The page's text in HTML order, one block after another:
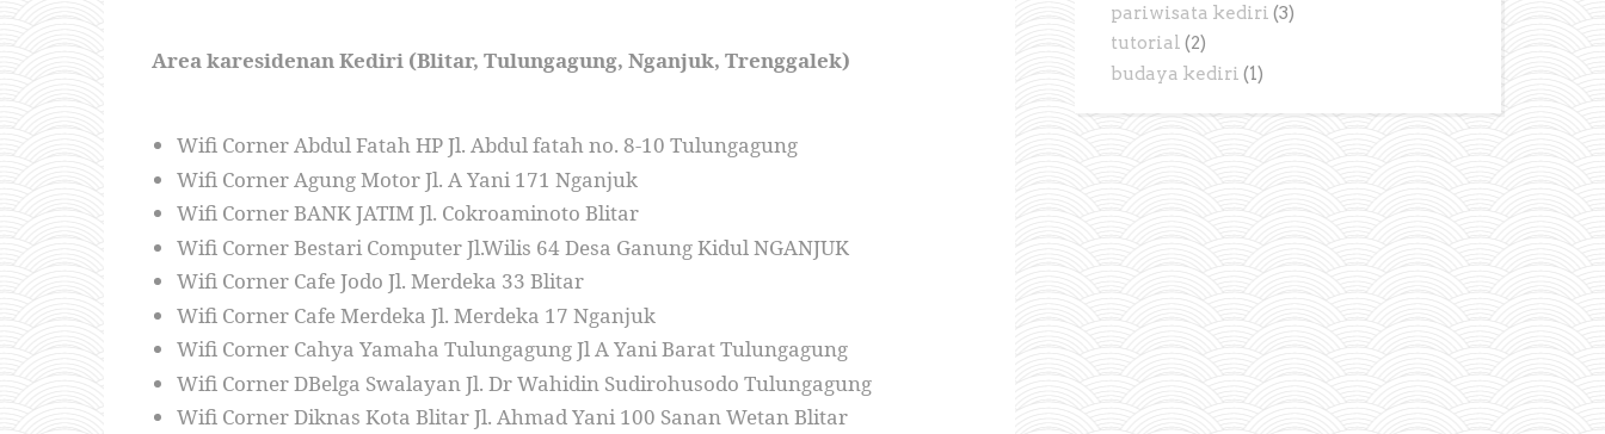
Area karesidenan Kediri (Blitar, Tulungagung, Nganjuk, Trenggalek)
Wifi Corner Abdul Fatah HP Jl. Abdul fatah no. 8-10 Tulungagung
Wifi Corner Agung Motor Jl. A Yani 171 Nganjuk
Wifi Corner BANK JATIM Jl. Cokroaminoto Blitar
Wifi Corner Bestari Computer Jl.Wilis 64 Desa Ganung Kidul NGANJUK
Wifi Corner Cafe Jodo Jl. Merdeka 33 Blitar
Wifi Corner Cafe Merdeka Jl. Merdeka 17 Nganjuk
Wifi Corner Cahya Yamaha Tulungagung Jl A Yani Barat Tulungagung
Wifi Corner DBelga Swalayan Jl. Dr Wahidin Sudirohusodo Tulungagung
Wifi Corner Diknas Kota Blitar Jl. Ahmad Yani 100 Sanan Wetan Blitar
pariwisata kediri (3)
tutorial (2)
budaya kediri (1)